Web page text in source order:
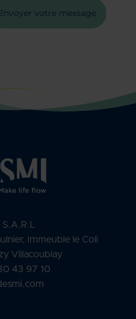
Envoyer votre message
Immeuble le Coli
Villacoublay
43 97 10